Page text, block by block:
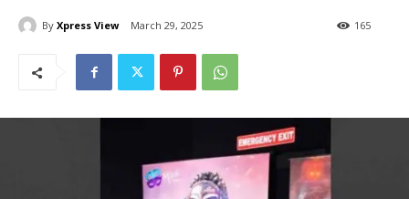
By Xpress View March 29, 2025 165